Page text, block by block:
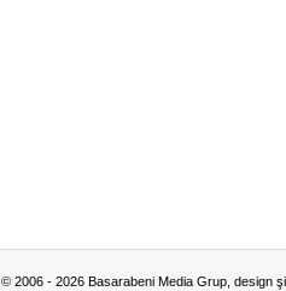
© 2006 - 2026 Basarabeni Media Grup, design